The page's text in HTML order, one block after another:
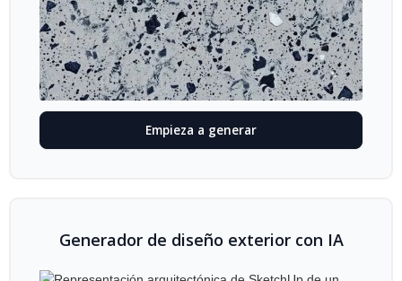
Empieza a generar
Generador de diseño exterior con IA